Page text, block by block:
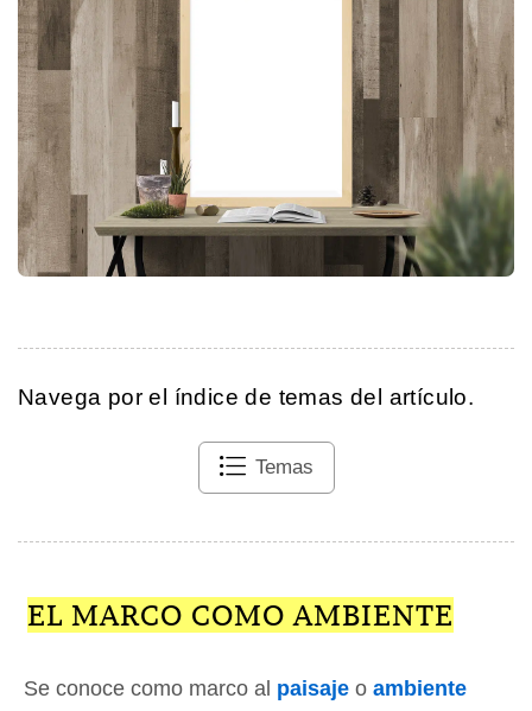
Navega por el índice de temas del artículo.
Temas
EL MARCO COMO AMBIENTE
Se conoce como marco al paisaje o ambiente